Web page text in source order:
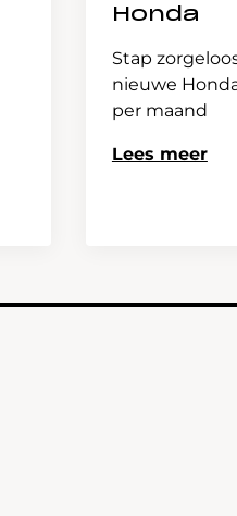
Honda
Stap
nieuwe
per maand
Lees meer